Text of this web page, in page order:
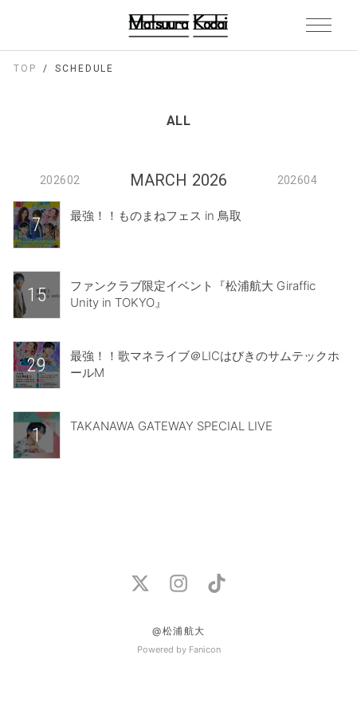
TOP SCHEDULE
ALL
202602 MARCH 2026 202604
7 最強！！ものまねフェス in 鳥取
15
ファンクラブ限定イベント『松浦航大 Giraffic
Unity in TOKYO』
29
最強！！歌マネライブ＠LICはびきのサムテックホ
ールM
1 TAKANAWA GATEWAY SPECIAL LIVE
@松浦航大
Powered by Fanicon